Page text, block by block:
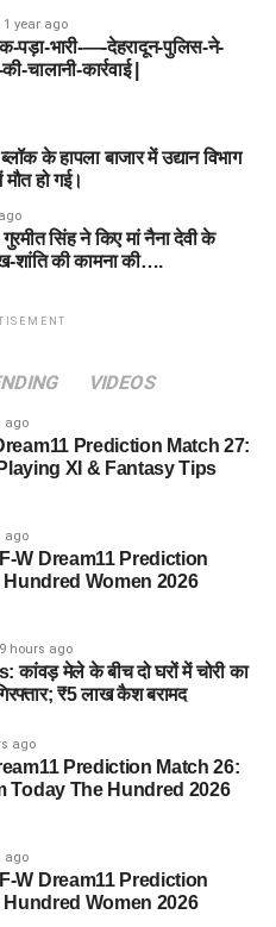
1 year ago
पड़ा-भारी-—-देहरादून-पुलिस-ने-
चालानी-कार्रवाई |
के हापला बाजार में उद्यान विभाग
मौत हो गई।
सिंह ने किए मां नैना देवी के
शांति की कामना की….
VIDEOS
ago
Prediction Match 27:
XI & Fantasy Tips
ago
W Dream11 Prediction
Hundred Women 2026
9 hours ago
मेले के बीच दो घरों में चोरी का
₹5 लाख कैश बरामद
ago
Prediction Match 26:
Today The Hundred 2026
ago
W Dream11 Prediction
Hundred Women 2026